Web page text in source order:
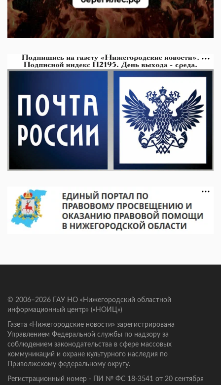
© 2006–2026 ГАУ НО «Нижегородский областной
информационный центр» («НОИЦ»)
Газета «Нижегородские новости» зарегистрирована
Управлением Федеральной службы по надзору за
соблюдением законодательства в сфере массовых
коммуникаций и охране культурного наследия по
Приволжскому федеральному округу.
Регистрационный номер - ПИ № ФС 18-3541 от 20 сентября